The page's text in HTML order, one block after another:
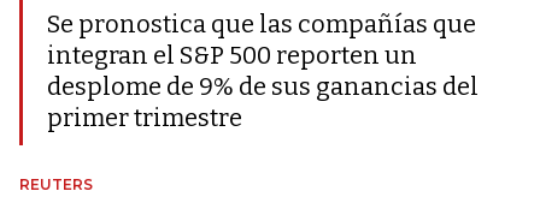
Se pronostica que las compañías que
integran el S&P 500 reporten un
desplome de 9% de sus ganancias del
primer trimestre
REUTERS